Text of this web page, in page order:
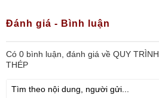
Đánh giá - Bình luận
Có 0 bình luận, đánh giá về QUY
THÉP